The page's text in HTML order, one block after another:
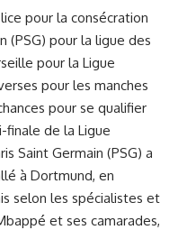
pour la consécration
(PSG) pour la ligue des
pour la Ligue
pour les manches
pour se qualifier
de la Ligue
Saint Germain (PSG) a
à Dortmund, en
selon les spécialistes et
et ses camarades,